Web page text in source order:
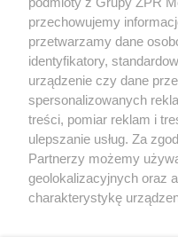
przechowujemy
przetwarzamy dane
identyfikatory,
urządzenie czy dane
spersonalizowanych
treści, pomiar reklam i
ulepszanie usług. Za
Partnerzy możemy
geolokalizacyjnych oraz
charakterystykę